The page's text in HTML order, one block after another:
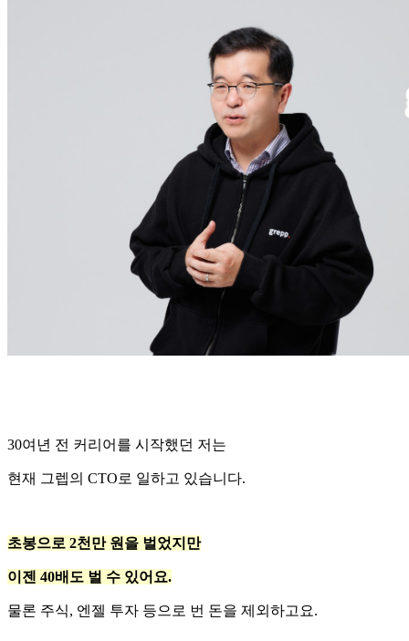
30여년 전 커리어를 시작했던 저는
현재 그렙의 CTO로 일하고 있습니다.
초봉으로 2천만 원을 벌었지만
이젠 40배도 벌 수 있어요.
물론 주식, 엔젤 투자 등으로 번 돈을 제외하고요.